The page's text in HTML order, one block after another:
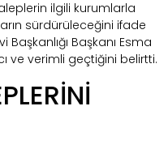
ilgili kurumlarla
sürdürüleceğini ifade
Başkanı Esma
ve verimli geçtiğini belirtti.